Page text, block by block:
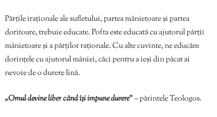
Părțile iraționale ale sufletului, partea mânietoare și partea
doritoare, trebuie educate. Pofta este educată cu ajutorul părții
mânietoare și a părților raționale. Cu alte cuvinte, ne educăm
dorințele cu ajutorul mâniei, căci pentru a ieși din păcat ai
nevoie de o durere lină.
„Omul devine liber când își impune durere”– părintele Teologos.